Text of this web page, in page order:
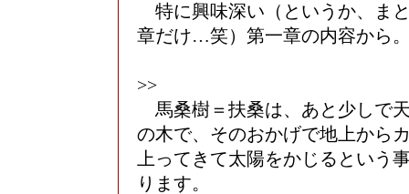
特に興味深い（というか、ま
章だけ…笑）第一章の内容から
>>
馬桑樹＝扶桑は、あと少しで
の木で、そのおかげで地上から
上ってきて太陽をかじるという
ります。